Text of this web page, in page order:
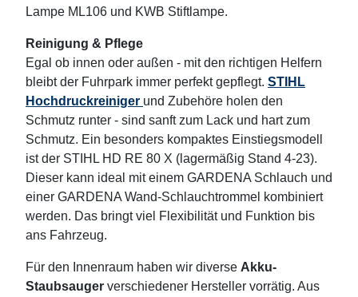
Lampe ML106 und KWB Stiftlampe.
Reinigung & Pflege
Egal ob innen oder außen - mit den richtigen Helfern
bleibt der Fuhrpark immer perfekt gepflegt. STIHL
Hochdruckreiniger und Zubehöre holen den
Schmutz runter - sind sanft zum Lack und hart zum
Schmutz. Ein besonders kompaktes Einstiegsmodell
ist der STIHL HD RE 80 X (lagermäßig Stand 4-23).
Dieser kann ideal mit einem GARDENA Schlauch und
einer GARDENA Wand-Schlauchtrommel kombiniert
werden. Das bringt viel Flexibilität und Funktion bis
ans Fahrzeug.
Für den Innenraum haben wir diverse Akku-
Staubsauger verschiedener Hersteller vorrätig. Aus